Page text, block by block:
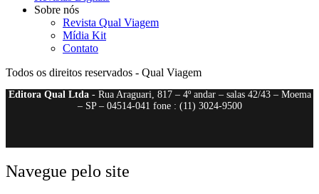
Sobre nós
Revista Qual Viagem
Mídia Kit
Contato
Todos os direitos reservados - Qual Viagem
Editora Qual Ltda- Rua Araguari, 817 – 4º andar – salas 42/43 – Moema
– SP – 04514-041 fone : (11) 3024-9500
Navegue pelo site